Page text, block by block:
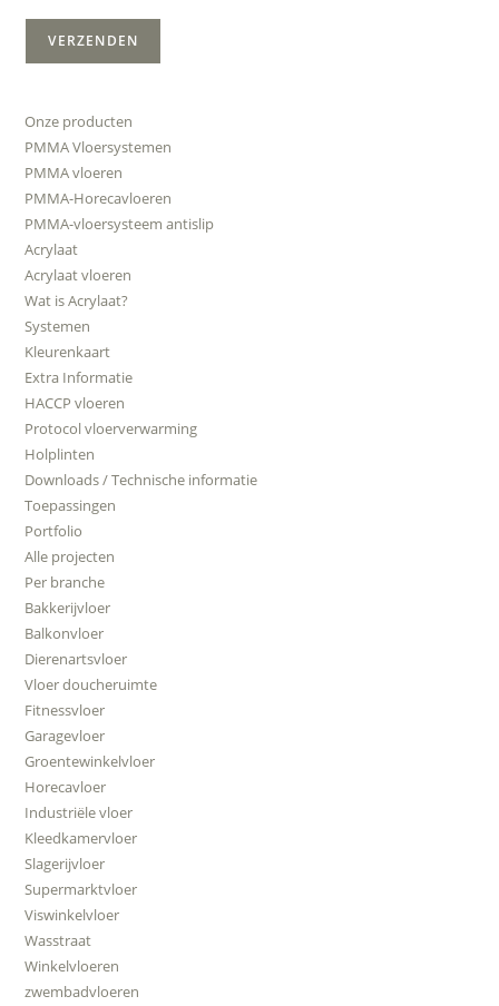
Onze producten
PMMA Vloersystemen
PMMA vloeren
PMMA-Horecavloeren
PMMA-vloersysteem antislip
Acrylaat
Acrylaat vloeren
Wat is Acrylaat?
Systemen
Kleurenkaart
Extra Informatie
HACCP vloeren
Protocol vloerverwarming
Holplinten
Downloads / Technische informatie
Toepassingen
Portfolio
Alle projecten
Per branche
Bakkerijvloer
Balkonvloer
Dierenartsvloer
Vloer doucheruimte
Fitnessvloer
Garagevloer
Groentewinkelvloer
Horecavloer
Industriële vloer
Kleedkamervloer
Slagerijvloer
Supermarktvloer
Viswinkelvloer
Wasstraat
Winkelvloeren
zwembadvloeren